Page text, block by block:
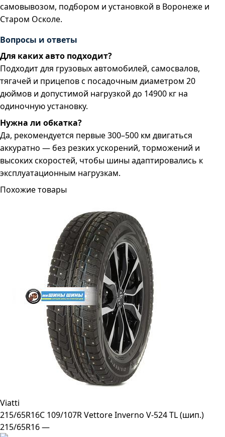
самовывозом, подбором и установкой в Воронеже и
Старом Осколе.
Вопросы и ответы
Для каких авто подходит?
Подходит для грузовых автомобилей, самосвалов,
тягачей и прицепов с посадочным диаметром 20
дюймов и допустимой нагрузкой до 14900 кг на
одиночную установку.
Нужна ли обкатка?
Да, рекомендуется первые 300–500 км двигаться
аккуратно — без резких ускорений, торможений и
высоких скоростей, чтобы шины адаптировались к
эксплуатационным нагрузкам.
Похожие товары
Viatti
215/65R16C 109/107R Vettore Inverno V-524 TL (шип.)
215/65R16 —